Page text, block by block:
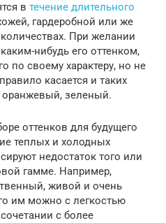
в течение длительного
гардеробной или же
При желании
нибудь его оттенком,
по своему характеру, но не
касается и таких
оранжевый, зеленый.
оттенков для будущего
теплых и холодных
недостаток того или
гамме. Например,
живой и очень
им можно с легкостью
с более